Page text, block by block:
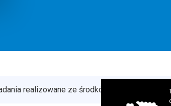
realizowane ze środków budżetu państwa